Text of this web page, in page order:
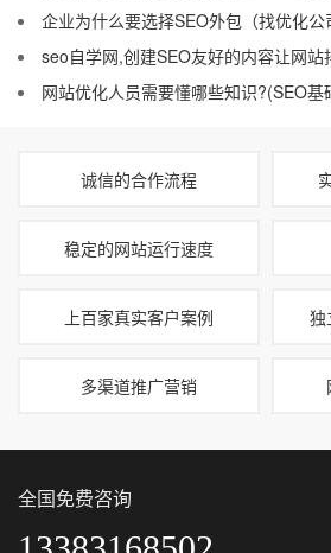
企业为什么要选择SEO外包（找优化公
seo自学网,创建SEO友好的内容让网站
网站优化人员需要懂哪些知识?(SEO基
诚信的合作流程
稳定的网站运行速度
上百家真实客户案例 独
多渠道推广营销
全国免费咨询